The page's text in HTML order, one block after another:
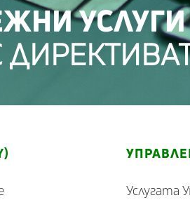
УСЛУГИ
Услугата